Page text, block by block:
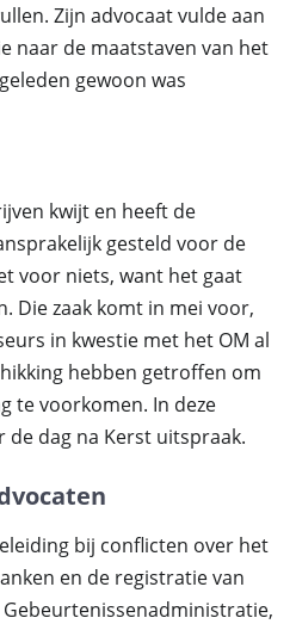
Zijn advocaat vulde aan
naar de maatstaven van het
gewoon was
kwijt en heeft de
gesteld voor de
voor niets, want het gaat
Die zaak komt in mei voor,
in kwestie met het OM al
hebben getroffen om
te voorkomen. In deze
dag na Kerst uitspraak.
bij conflicten over het
en de registratie van